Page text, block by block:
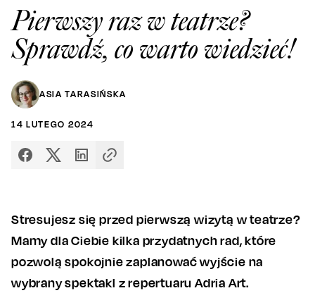
Pierwszy raz w teatrze?
Sprawdź, co warto wiedzieć!
ASIA TARASIŃSKA
14 LUTEGO 2024
Stresujesz się przed pierwszą wizytą w teatrze?
Mamy dla Ciebie kilka przydatnych rad, które
pozwolą spokojnie zaplanować wyjście na
wybrany spektakl z repertuaru Adria Art.